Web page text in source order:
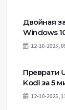
Двойная
Windows
12-10-2025,
Преврати
Kodi за 5
12-10-2025,